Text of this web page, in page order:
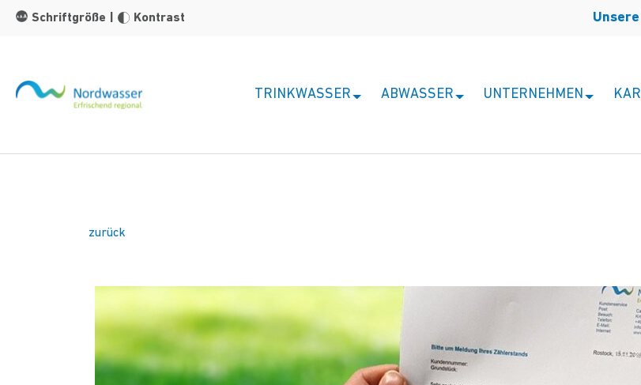
Zum Hauptinhalt springen
Schriftgröße
Kontrast
TRINKWASSER ABWASSER UNTERNEHMEN
zurück